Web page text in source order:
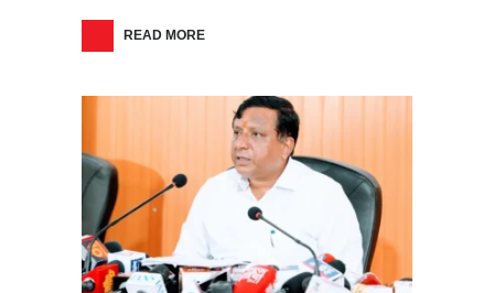
READ MORE